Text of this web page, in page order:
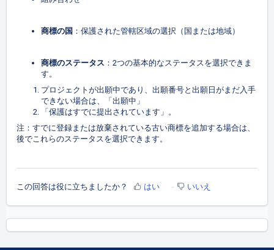
商標の国 ：保護された管轄区域の選択（国または地域）
商標のステータス ：2つの基本的なステータスを選択できま
す。
プロジェクトが出願中であり、出願番号と出願日がまだ入手
できない場合は、「出願中」
「保護はすでに提出されています」。
注：すでに登録または放棄されている古い商標を追加する場合は、
後でこれらのステータスを選択できます。
この回答は役に立ちましたか？ はい いいえ